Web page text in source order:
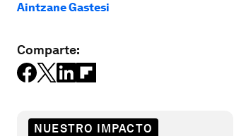
Aintzane Gastesi
Comparte:
NUESTRO IMPACTO